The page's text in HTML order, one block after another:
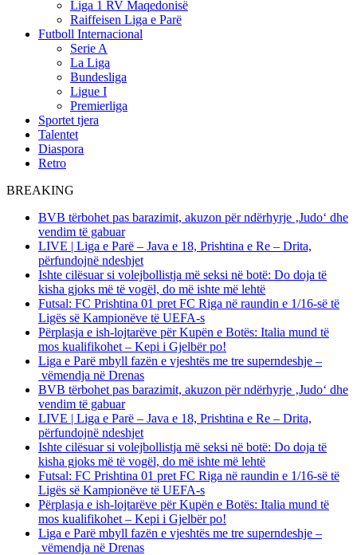
Liga 1 RV Maqedonisë
Raiffeisen Liga e Parë
Futboll Internacional
Serie A
La Liga
Bundesliga
Ligue I
Premierliga
Sportet tjera
Talentet
Diaspora
Retro
BREAKING
BVB tërbohet pas barazimit, akuzon për ndërhyrje ‚Judo‘ dhe
vendim të gabuar
LIVE | Liga e Parë – Java e 18, Prishtina e Re – Drita,
përfundojnë ndeshjet
Ishte cilësuar si volejbollistja më seksi në botë: Do doja të
kisha gjoks më të vogël, do më ishte më lehtë
Futsal: FC Prishtina 01 pret FC Riga në raundin e 1/16-së të
Ligës së Kampionëve të UEFA-s
Përplasja e ish-lojtarëve për Kupën e Botës: Italia mund të
mos kualifikohet – Kepi i Gjelbër po!
Liga e Parë mbyll fazën e vjeshtës me tre superndeshje –
vëmendja në Drenas
BVB tërbohet pas barazimit, akuzon për ndërhyrje ‚Judo‘ dhe
vendim të gabuar
LIVE | Liga e Parë – Java e 18, Prishtina e Re – Drita,
përfundojnë ndeshjet
Ishte cilësuar si volejbollistja më seksi në botë: Do doja të
kisha gjoks më të vogël, do më ishte më lehtë
Futsal: FC Prishtina 01 pret FC Riga në raundin e 1/16-së të
Ligës së Kampionëve të UEFA-s
Përplasja e ish-lojtarëve për Kupën e Botës: Italia mund të
mos kualifikohet – Kepi i Gjelbër po!
Liga e Parë mbyll fazën e vjeshtës me tre superndeshje –
vëmendja në Drenas